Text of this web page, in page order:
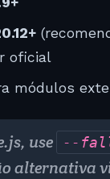
oficial
módulos
use --
alternativa